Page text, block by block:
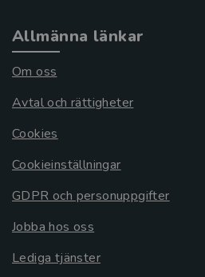
Allmänna länkar
Om oss
Avtal och rättigheter
Cookies
Cookieinställningar
GDPR och personuppgifter
Jobba hos oss
Lediga tjänster